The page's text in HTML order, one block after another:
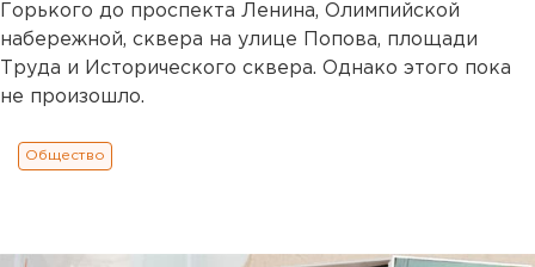
Горького до проспекта Ленина, Олимпийской
набережной, сквера на улице Попова, площади
Труда и Исторического сквера. Однако этого пока
не произошло.
Общество